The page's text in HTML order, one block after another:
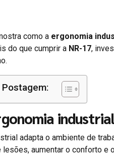
como a ergonomia
do que cumprir a NR-17,
adapta o ambiente de
aumentar o conforto e